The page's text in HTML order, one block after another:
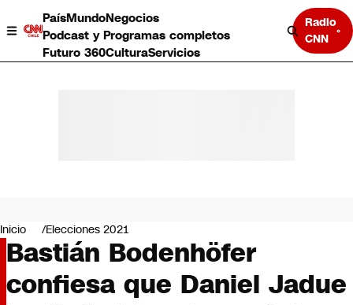
PaísMundoNegocios
Podcast y Programas completos
Futuro 360CulturaServicios
Radio
CNN
Negocios
Deportes
Programas completos
Cultura
Servicios
Inicio Elecciones 2021
Bastián Bodenhöfer
confiesa que Daniel Jadue